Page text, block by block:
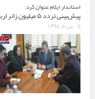
استاندار ایلام عنوان کرد:
پیش‌بینی تردد ۵ میلیون زائر اربعین حسینی از مرز مهران
۰۵ مرداد ۱۳۹۸